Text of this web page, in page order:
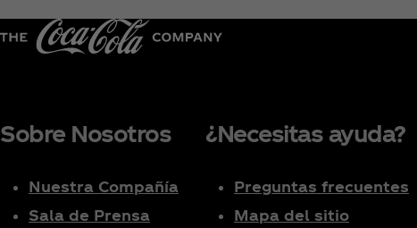
Sobre Nosotros
Nuestra Compañía
Sala de Prensa
¿Necesitas ayuda?
Preguntas frecuentes
Mapa del sitio